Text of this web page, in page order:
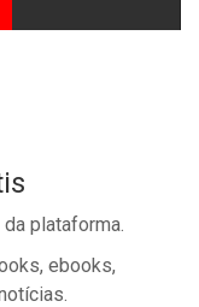
plataforma.
ebooks,